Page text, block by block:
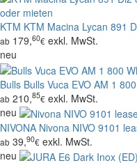
KTM KTM Macina Lycan 891
ab 179,60€ exkl. MwSt.
neu
Bulls Bulls Vuca EVO AM 1
ab 210,85€ exkl. MwSt.
neu
NIVONA Nivona NIVO 9101
ab 39,90€ exkl. MwSt.
neu